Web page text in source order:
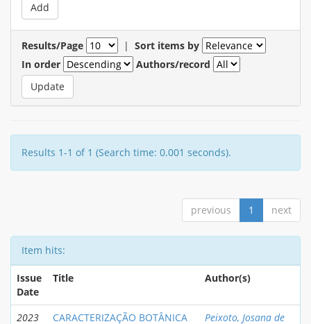
Results/Page | Sort items by
In order
Authors/record
Results 1-1 of 1 (Search time: 0.001 seconds).
previous 1 next
Item hits:
Issue
Date
Title Author(s)
2023
CARACTERIZAÇÃO BOTÂNICA
Peixoto, Josana de